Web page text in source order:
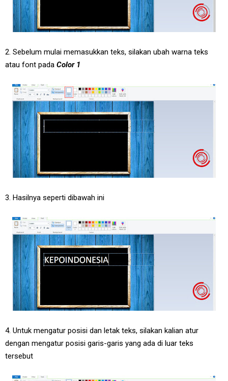
2. Sebelum mulai memasukkan teks, silakan ubah warna teks
atau font pada Color 1
3. Hasilnya seperti dibawah ini
4. Untuk mengatur posisi dan letak teks, silakan kalian atur
dengan mengatur posisi garis-garis yang ada di luar teks
tersebut